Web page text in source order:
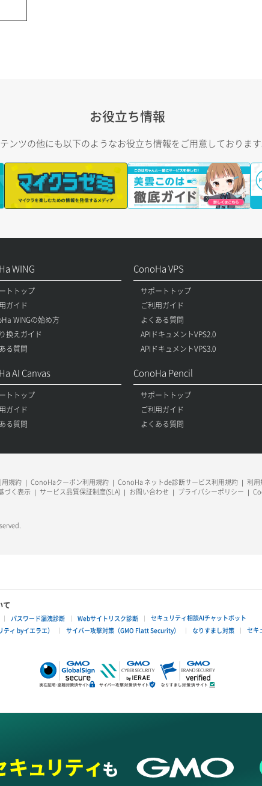
お役立ち情報
ンツの他にも以下のようなお役立ち情報をご用意しております
WING
トトップ
ガイド
WINGの始め方
換えガイド
る質問
ConoHa VPS
サポートトップ
ご利用ガイド
よくある質問
APIドキュメントVPS2.0
APIドキュメントVPS3.0
AI Canvas
トトップ
ガイド
る質問
ConoHa Pencil
サポートトップ
ご利用ガイド
よくある質問
規約 ConoHaクーポン利用規約 ConoHa ネットde診断サービス利用規約 利用
づく表示 サービス品質保証制度(SLA) お問い合わせ プライバシーポリシー
て
パスワード漏洩診断 Webサイトリスク診断
セキュリティ相談AIチャットボット
ィ byイエラエ） サイバー攻撃対策（GMO Flatt Security） なりすまし対策 セキ